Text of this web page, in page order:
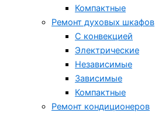
Компактные
Ремонт духовых шкафов
С конвекцией
Электрические
Независимые
Зависимые
Компактные
Ремонт кондиционеров